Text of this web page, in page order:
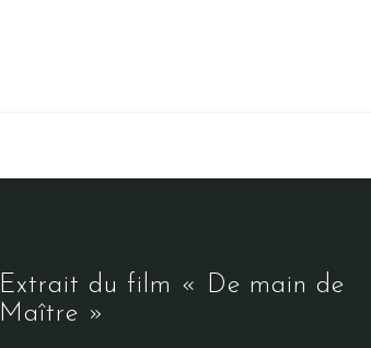
Extrait du film « De main de
Maître »